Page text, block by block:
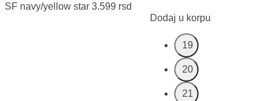
SF navy/yellow star 3.599 rsd
Dodaj u korpu
19
20
21